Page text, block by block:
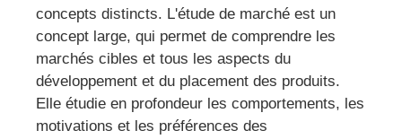
concepts distincts. L'étude de marché est un
concept large, qui permet de comprendre les
marchés cibles et tous les aspects du
développement et du placement des produits.
Elle étudie en profondeur les comportements, les
motivations et les préférences des